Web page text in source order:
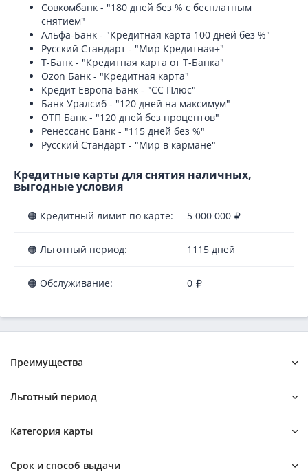
Совкомбанк - "180 дней без % с бесплатным
снятием"
Альфа-Банк - "Кредитная карта 100 дней без %"
Русский Стандарт - "Мир Кредитная+"
Т-Банк - "Кредитная карта от Т-Банка"
Ozon Банк - "Кредитная карта"
Кредит Европа Банк - "СС Плюс"
Банк Уралсиб - "120 дней на максимум"
ОТП Банк - "120 дней без процентов"
Ренессанс Банк - "115 дней без %"
Русский Стандарт - "Мир в кармане"
Кредитные карты для снятия наличных,
выгодные условия
🟠 Кредитный лимит по карте: 5 000 000
🟠 Льготный период: 1115 дней
🟠 Обслуживание: 0
Преимущества
Под низкий процент
Со 100 процентным одобрением
Без посещения банка
Без отказа
Самые выгодные
Льготный период
С льготным периодом
С льготным периодом 100 дней
Категория карты
Gold
Срок и способ выдачи